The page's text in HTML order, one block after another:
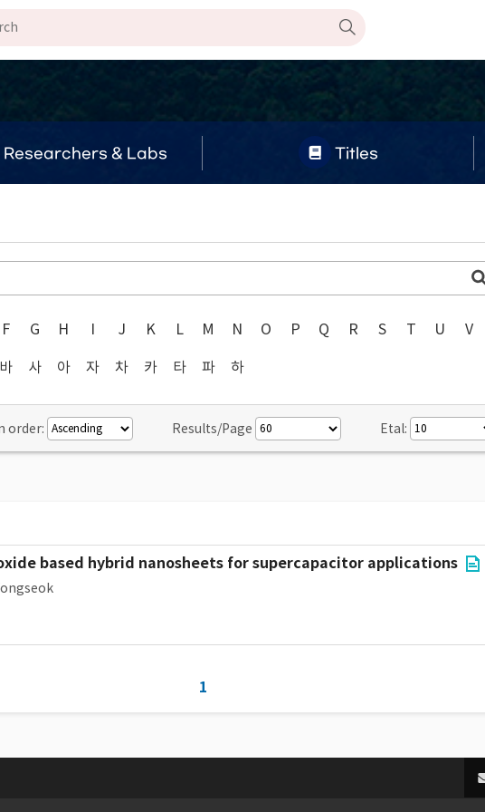
Researchers & Labs Titles
F G H I J K L M N O P Q R S T U V
사 아 자 차 카 타 파 하
order: Results/Page Etal:
based hybrid nanosheets for supercapacitor applications
1